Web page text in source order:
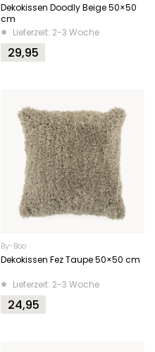
Dekokissen Doodly Beige 50×50
cm
Lieferzeit: 2-3 Woche
29,95
By-Boo
Dekokissen Fez Taupe 50×50 cm
Lieferzeit: 2-3 Woche
24,95